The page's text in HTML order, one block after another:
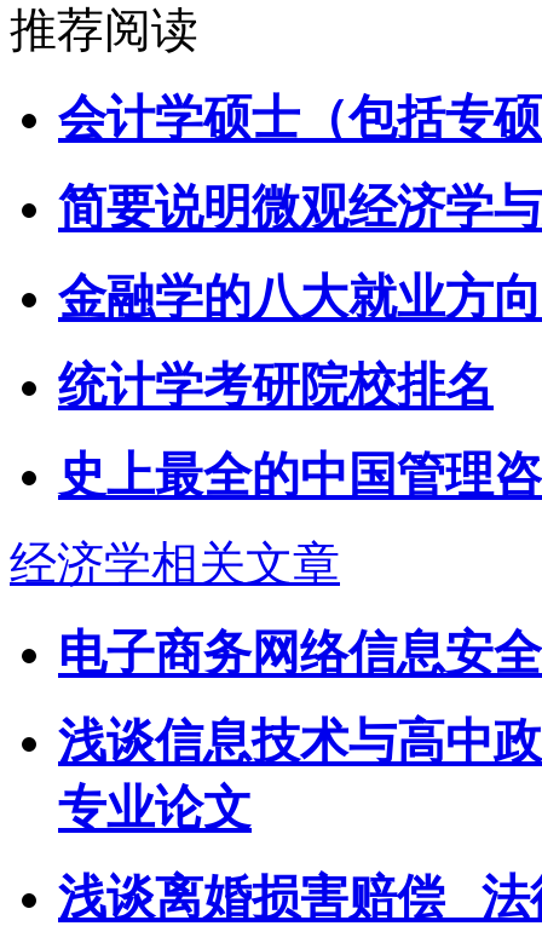
推荐阅读
会计学硕士（包括专
简要说明微观经济学
金融学的八大就业方
统计学考研院校排名
史上最全的中国管理
经济学相关文章
电子商务网络信息安
浅谈信息技术与高中
专业论文
浅谈离婚损害赔偿 _